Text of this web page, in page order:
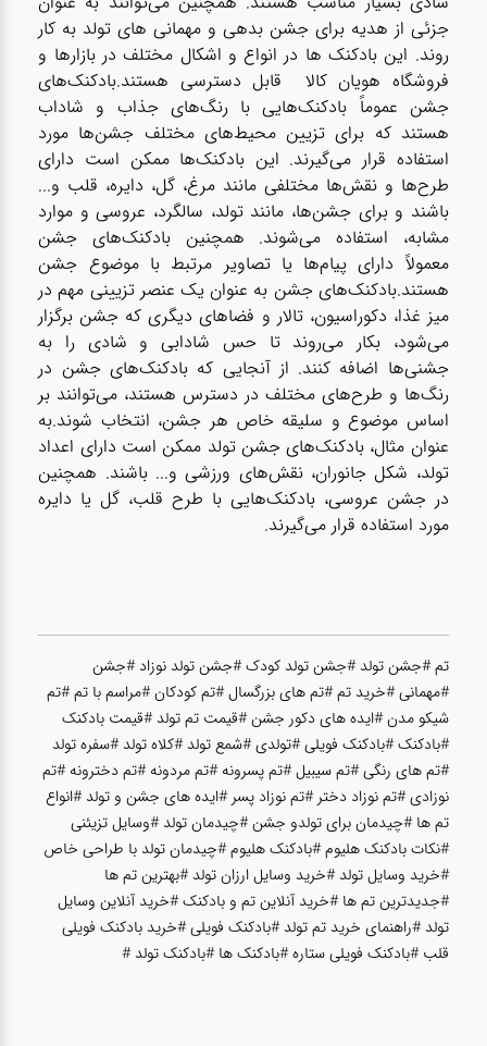
قاشق و چنگال
لوازم خانه
لوازم پلاسکو
آشپزخانه
لوازم متفرقه
آشپزخانه
زودپز،قابلمه،تابه
کلمن،فلاسک،قمقمه
بانکه،پاسماوری،جا
سطل
زباله،سرویس
بهداشتی،حمام
عطر،خوشبو کننده
جشن و تولد
سرویس های
چینی تقدس
جزئی از هدیه برای جشن بدهی و مهمانی های تولد به کار
روند. این بادکنک ها در انواع و اشکال مختلف در بازارها و
فروشگاه هویان کالا قابل دسترسی هستند.بادکنک‌های
جشن عموماً بادکنک‌هایی با رنگ‌های جذاب و شاداب
هستند که برای تزیین محیط‌های مختلف جشن‌ها مورد
استفاده قرار می‌گیرند. این بادکنک‌ها ممکن است دارای
طرح‌ها و نقش‌ها مختلفی مانند مرغ، گل، دایره، قلب و...
باشند و برای جشن‌ها، مانند تولد، سالگرد، عروسی و موارد
مشابه، استفاده می‌شوند. همچنین بادکنک‌های جشن
معمولاً دارای پیام‌ها یا تصاویر مرتبط با موضوع جشن
هستند.بادکنک‌های جشن به عنوان یک عنصر تزیینی مهم در
میز غذا، دکوراسیون، تالار و فضاهای دیگری که جشن برگزار
می‌شود، بکار می‌روند تا حس شادابی و شادی را به
جشنی‌ها اضافه کنند. از آنجایی که بادکنک‌های جشن در
رنگ‌ها و طرح‌های مختلف در دسترس هستند، می‌توانند بر
اساس موضوع و سلیقه خاص هر جشن، انتخاب شوند.به
عنوان مثال، بادکنک‌های جشن تولد ممکن است دارای اعداد
تولد، شکل جانوران، نقش‌های ورزشی و... باشند. همچنین
در جشن عروسی، بادکنک‌هایی با طرح قلب، گل یا دایره
مورد استفاده قرار می‌گیرند.
تم #جشن تولد #جشن تولد کودک #جشن تولد نوزاد #جشن
#مهمانی #خرید تم #تم های بزرگسال #تم کودکان #مراسم با تم #تم
شیکو مدن #ایده های دکور جشن #قیمت تم تولد #قیمت بادکنک
#بادکنک #بادکنک فویلی #تولدی #شمع تولد #کلاه تولد #سفره تولد
#تم های رنگی #تم سیبیل #تم پسرونه #تم مردونه #تم دخترونه #تم
نوزادی #تم نوزاد دختر #تم نوزاد پسر #ایده های جشن و تولد #انواع
تم ها #چیدمان برای تولدو جشن #چیدمان تولد #وسایل تزیئنی
#نکات بادکنک هلیوم #بادکنک هلیوم #چیدمان تولد با طراحی خاص
#خرید وسایل تولد #خرید وسایل ارزان تولد #بهترین تم ها
#جدیدترین تم ها #خرید آنلاین تم و بادکنک #خرید آنلاین وسایل
تولد #راهنمای خرید تم تولد #بادکنک فویلی #خرید بادکنک فویلی
قلب #بادکنک فویلی ستاره #بادکنک ها #بادکنک تولد #